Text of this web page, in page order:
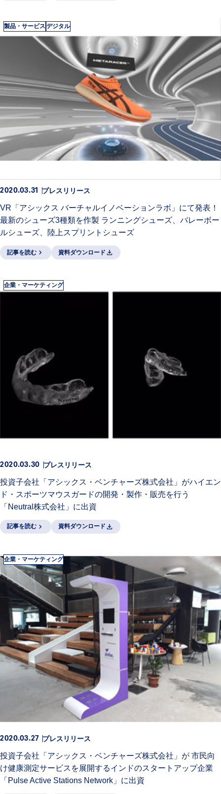
製品・サービス デジタル
2020.03.31 プレスリリース
VR「アシックス バーチャルイノベーションラボ」にて発表！
最新のシューズ3種類を作製 ランニングシューズ、バレーボー
ルシューズ、陸上スプリントシューズ
記事を読む 資料ダウンロード
企業・マーケティング
2020.03.30 プレスリリース
投資子会社「アシックス・ベンチャーズ株式会社」がハイエン
ド・スポーツマウスガードの開発・製作・販売を行う
「Neutral株式会社」に出資
記事を読む 資料ダウンロード
企業・マーケティング
2020.03.27 プレスリリース
投資子会社「アシックス・ベンチャーズ株式会社」が 市民向
け健康測定サービスを展開するインドのスタートアップ企業
「Pulse Active Stations Network」に出資